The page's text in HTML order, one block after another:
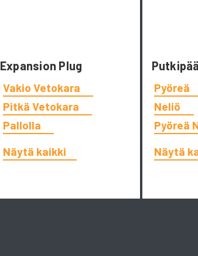
Expansion Plug
Vakio Vetokara
Pitkä Vetokara
Pallolla
Näytä kaikki
Pyöreä
Neliö
Pyöreä
Näytä